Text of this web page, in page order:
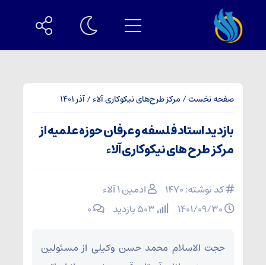
صفحه نخست/ مرکز طرح‌های نیکوکاری آلاء/آذر 1401
بازدید استاد فلسفه و عرفان حوزه علمیه از
مرکز طرح های نیکوکاری آلاء
کد نوشته: 1470
ادمین ۱ آلاء
۰
حجت الاسلام محمد حسن وکیلی از مسئولین